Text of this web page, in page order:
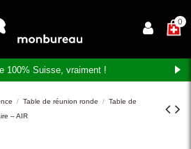
×0
100% Suisse, vraiment !
Table de réunion ronde
Table de
– AIR